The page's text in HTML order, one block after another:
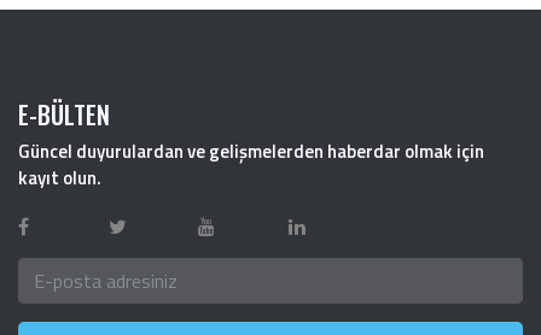
E-BÜLTEN
Güncel duyurulardan ve gelişmelerden haberdar olmak için
kayıt olun.